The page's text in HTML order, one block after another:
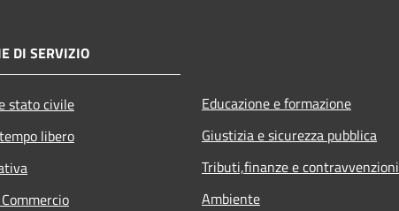
DI SERVIZIO
stato civile
libero
Educazione e formazione
Giustizia e sicurezza pubblica
Tributi,finanze e contravvenzioni
Ambiente